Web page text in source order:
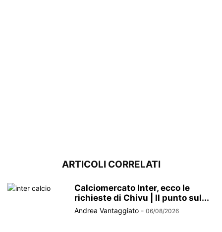
ARTICOLI CORRELATI
Calciomercato Inter, ecco le
richieste di Chivu | Il punto sul...
Andrea Vantaggiato - 06/08/2026